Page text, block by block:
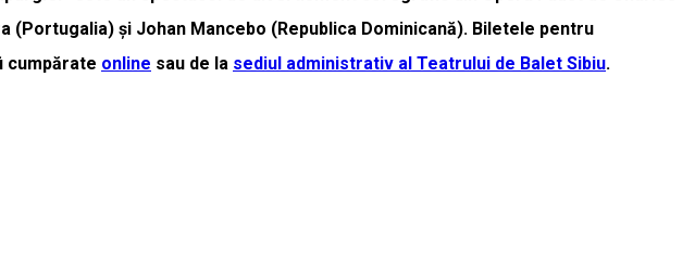
(Portugalia) și Johan Mancebo (Republica Dominicană). Biletele pentru
cumpărate online sau de la sediul administrativ al Teatrului de Balet Sibiu.